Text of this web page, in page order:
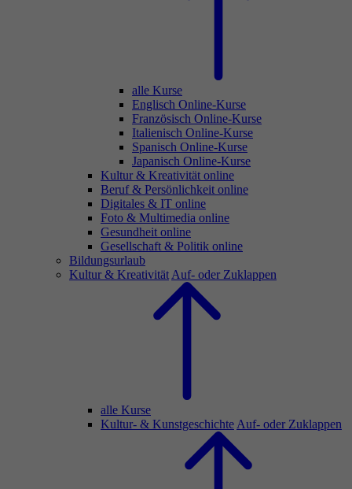
alle Kurse
Englisch Online-Kurse
Französisch Online-Kurse
Italienisch Online-Kurse
Spanisch Online-Kurse
Japanisch Online-Kurse
Kultur & Kreativität online
Beruf & Persönlichkeit online
Digitales & IT online
Foto & Multimedia online
Gesundheit online
Gesellschaft & Politik online
Bildungsurlaub
Kultur & Kreativität Auf- oder Zuklappen
alle Kurse
Kultur- & Kunstgeschichte Auf- oder Zuklappen